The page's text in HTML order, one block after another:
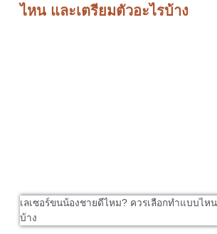
ไหน และเตรียมตัวอะไรบ้าง
เลเซอร์ขนน้องชายดีไหม? ควรเลือกทำแบบไห
บ้าง